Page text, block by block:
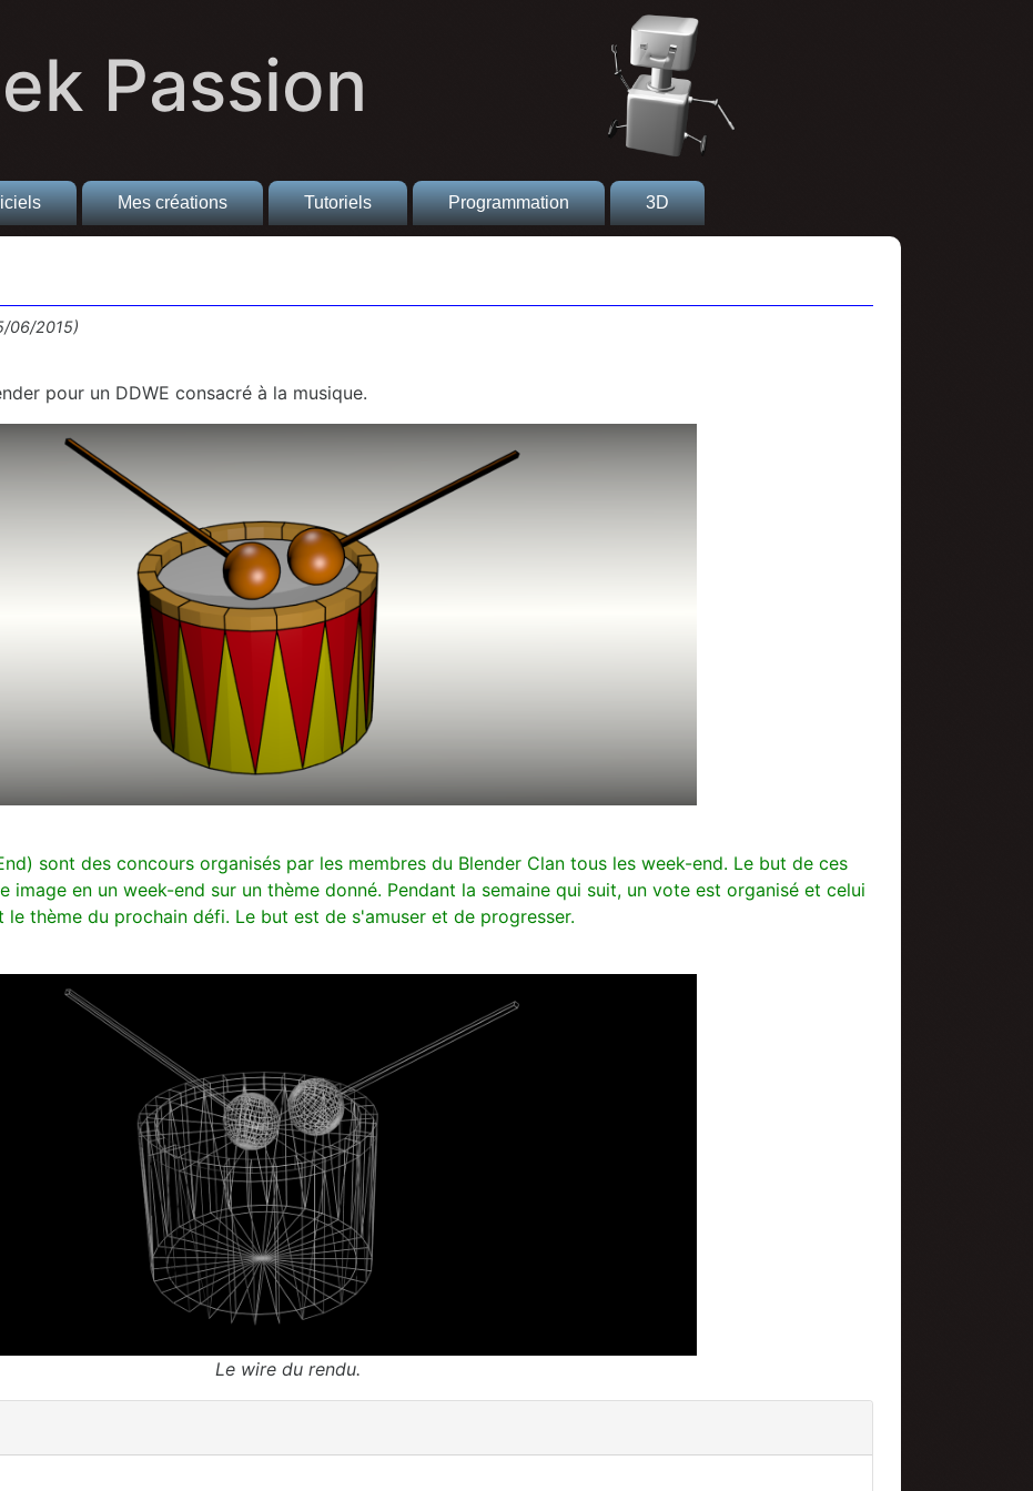
Passion
Mes créations Tutoriels Programmation 3D
06/2015)
pour un DDWE consacré à la musique.
sont des concours organisés par les membres du Blender Clan tous les week-end. Le but de ces
image en un week-end sur un thème donné. Pendant la semaine qui suit, un vote est organisé et celui
thème du prochain défi. Le but est de s'amuser et de progresser.
Le wire du rendu.